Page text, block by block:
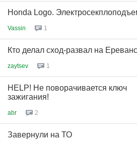
Honda Logo.
Vassin 1
Кто делал сход-развал на
zaytsev 1
HELP! Не поворачивается ключ
зажигания!
abr 2
Завернули на ТО